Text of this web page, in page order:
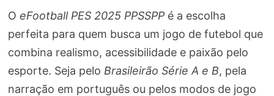
O eFootball PES 2025 PPSSPPé a escolha
perfeita para quem busca um jogo de futebol que
combina realismo, acessibilidade e paixão pelo
esporte. Seja pelo Brasileirão Série A e B, pela
narração em português ou pelos modos de jogo